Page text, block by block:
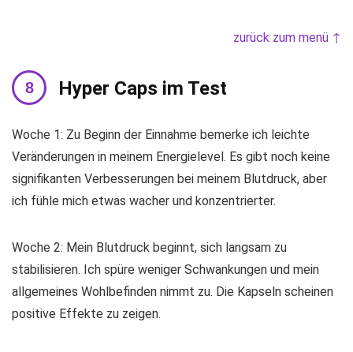
zurück zum menü ↑
Hyper Caps im Test
Woche 1: Zu Beginn der Einnahme bemerke ich leichte
Veränderungen in meinem Energielevel. Es gibt noch keine
signifikanten Verbesserungen bei meinem Blutdruck, aber
ich fühle mich etwas wacher und konzentrierter.
Woche 2: Mein Blutdruck beginnt, sich langsam zu
stabilisieren. Ich spüre weniger Schwankungen und mein
allgemeines Wohlbefinden nimmt zu. Die Kapseln scheinen
positive Effekte zu zeigen.